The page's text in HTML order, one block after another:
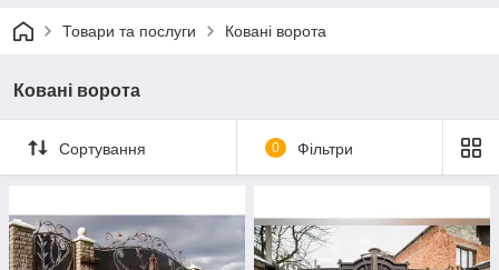
Товари та послуги Ковані ворота
Ковані ворота
Сортування 0 Фільтри